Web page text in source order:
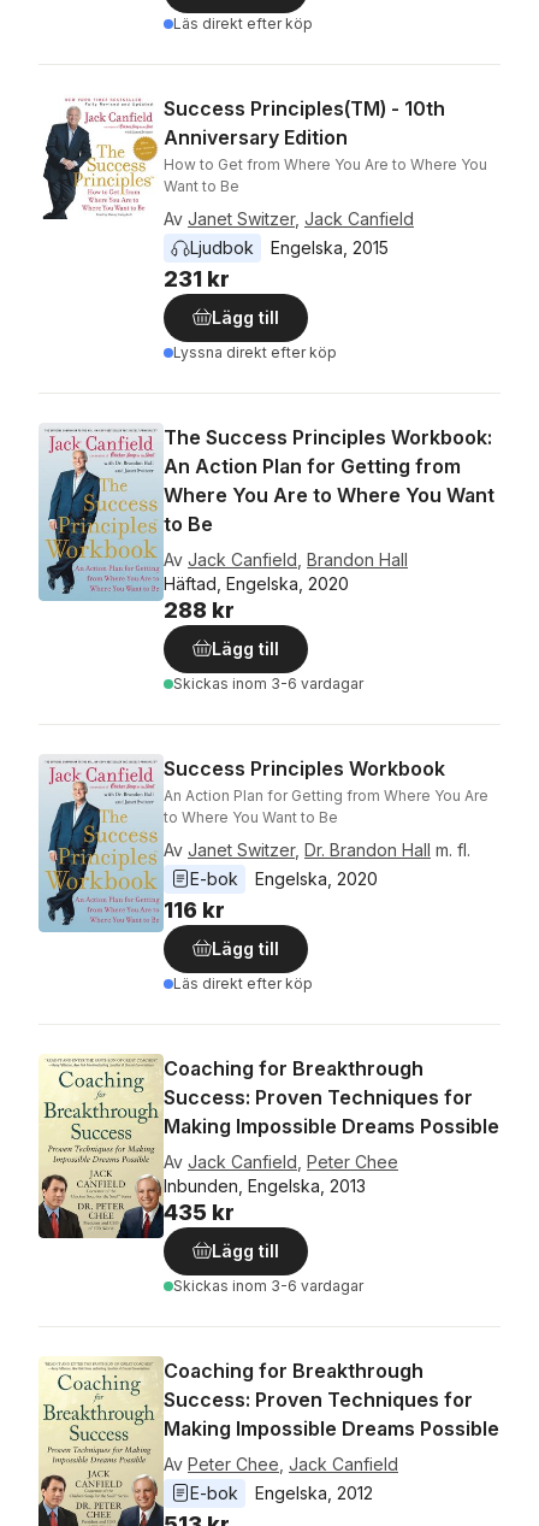
Läs direkt efter köp
Success Principles(TM) - 10th
Anniversary Edition
How to Get from Where You Are to Where You
Want to Be
Av Janet Switzer, Jack Canfield
Ljudbok
Engelska 2015
231 kr
Lägg till
Lyssna direkt efter köp
The Success Principles Workbook:
An Action Plan for Getting from
Where You Are to Where You Want
to Be
Av Jack Canfield Brandon Hall
Häftad, Engelska, 2020
288 kr
Lägg till
Skickas inom 3-6 vardagar
Success Principles Workbook
An Action Plan for Getting from Where You Are
to Where You Want to Be
Av Janet Switzer, Dr. Brandon Hall m. fl.
E-bok
Engelska 2020
116 kr
Lägg till
Läs direkt efter köp
Coaching for Breakthrough
Success: Proven Techniques for
Making Impossible Dreams Possible
Av Jack Canfield Peter Chee
Inbunden, Engelska, 2013
435 kr
Lägg till
Skickas inom 3-6 vardagar
Coaching for Breakthrough
Success: Proven Techniques for
Making Impossible Dreams Possible
Av Peter Chee Jack Canfield
E-bok
Engelska 2012